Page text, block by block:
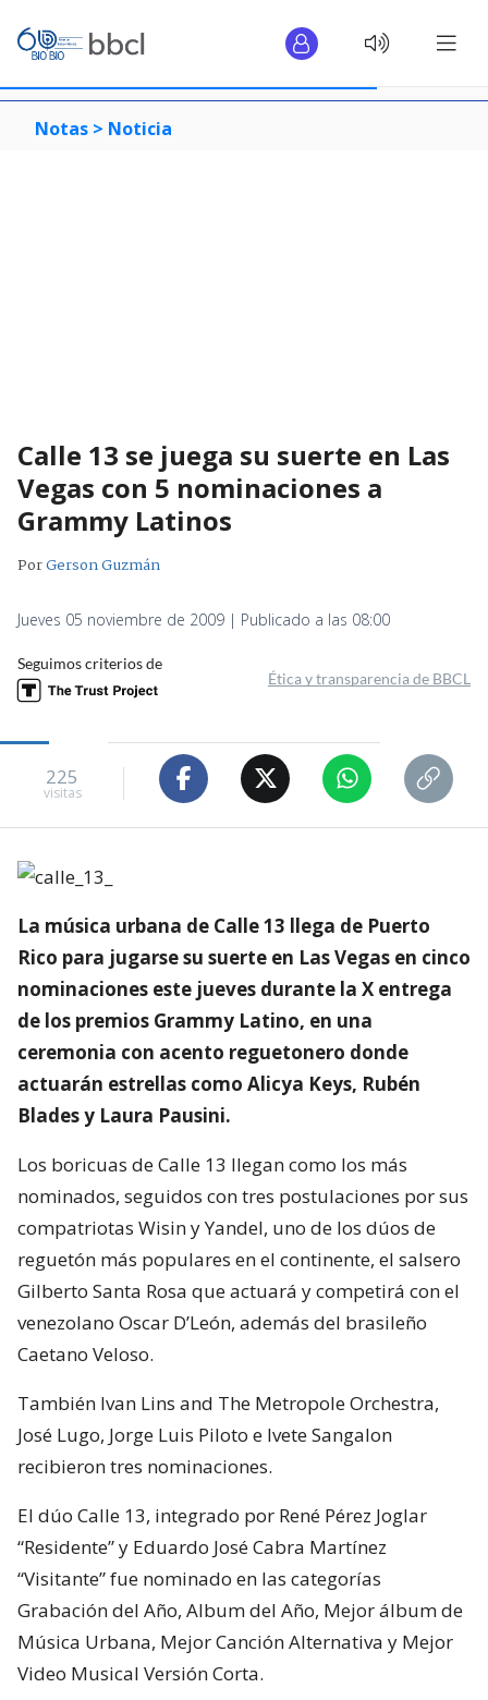
Notas > Noticia
Calle 13 se juega su suerte en Las
Vegas con 5 nominaciones a
Grammy Latinos
PorGerson Guzmán
Jueves 05 noviembre de 2009 | Publicado a las 08:00
Seguimos criterios de
Ética y transparencia de BBCL
225
visitas
La música urbana de Calle 13 llega de Puerto
Rico para jugarse su suerte en Las Vegas en cinco
nominaciones este jueves durante la X entrega
de los premios Grammy Latino, en una
ceremonia con acento reguetonero donde
actuarán estrellas como Alicya Keys, Rubén
Blades y Laura Pausini.
Los boricuas de Calle 13 llegan como los más
nominados, seguidos con tres postulaciones por sus
compatriotas Wisin y Yandel, uno de los dúos de
reguetón más populares en el continente, el salsero
Gilberto Santa Rosa que actuará y competirá con el
venezolano Oscar D’León, además del brasileño
Caetano Veloso.
También Ivan Lins and The Metropole Orchestra,
José Lugo, Jorge Luis Piloto e Ivete Sangalon
recibieron tres nominaciones.
El dúo Calle 13, integrado por René Pérez Joglar
“Residente” y Eduardo José Cabra Martínez
“Visitante” fue nominado en las categorías
Grabación del Año, Album del Año, Mejor álbum de
Música Urbana, Mejor Canción Alternativa y Mejor
Video Musical Versión Corta.